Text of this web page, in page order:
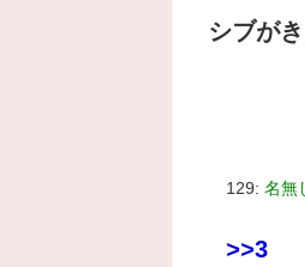
シブが
129: 名無
>>3